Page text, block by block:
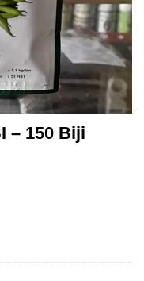
– 150 Biji